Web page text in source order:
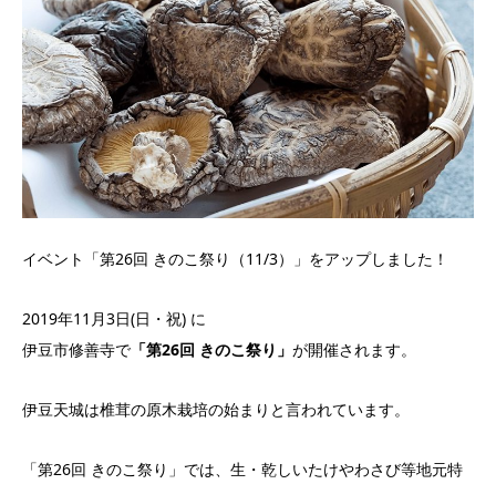
イベント「第26回 きのこ祭り（11/3）」をアップしました！
2019年11月3日(日・祝) に
伊豆市修善寺で 「第26回 きのこ祭り」 が開催されます。
伊豆天城は椎茸の原木栽培の始まりと言われています。
「第26回 きのこ祭り」では、生・乾しいたけやわさび等地元特